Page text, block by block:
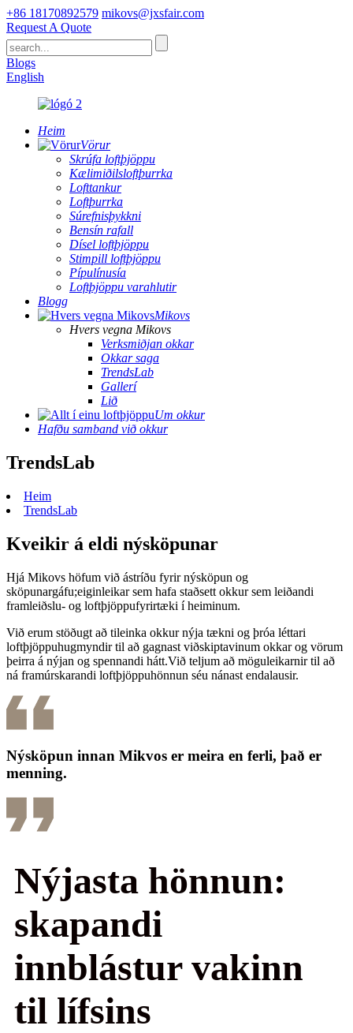
+86 18170892579 mikovs@jxsfair.com
Request A Quote
Blogs
English
Heim
Vörur
Skrúfa loftþjöppu
Kælimiðilsloftþurrka
Lofttankur
Loftþurrka
Súrefnisþykkni
Bensín rafall
Dísel loftþjöppu
Stimpill loftþjöppu
Pípulínusía
Loftþjöppu varahlutir
Blogg
Mikovs
Hvers vegna Mikovs
Verksmiðjan okkar
Okkar saga
TrendsLab
Gallerí
Lið
Um okkur
Hafðu samband við okkur
TrendsLab
Heim
TrendsLab
Kveikir á eldi nýsköpunar
Hjá Mikovs höfum við ástríðu fyrir nýsköpun og
sköpunargáfu;eiginleikar sem hafa staðsett okkur sem leiðandi
framleiðslu- og loftþjöppufyrirtæki í heiminum.
Við erum stöðugt að tileinka okkur nýja tækni og þróa léttari
loftþjöppuhugmyndir til að gagnast viðskiptavinum okkar og vörum
þeirra á nýjan og spennandi hátt.Við teljum að möguleikarnir til að
ná framúrskarandi loftþjöppuhönnun séu nánast endalausir.
Nýsköpun innan Mikvos er meira en ferli, það er
menning.
Nýjasta hönnun:
skapandi
innblástur vakinn
til lífsins